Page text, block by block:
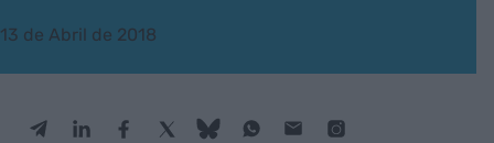
13 de Abril de 2018